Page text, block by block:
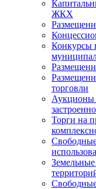
ЖКХ
Конкурсы
торговли
Аукционы
Торги на
Земельные